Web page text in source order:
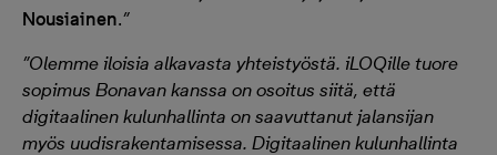
Nousiainen.”
”Olemme iloisia alkavasta yhteistyöstä. iLOQille tuore
sopimus Bonavan kanssa on osoitus siitä, että
digitaalinen kulunhallinta on saavuttanut jalansijan
myös uudisrakentamisessa. Digitaalinen kulunhallinta